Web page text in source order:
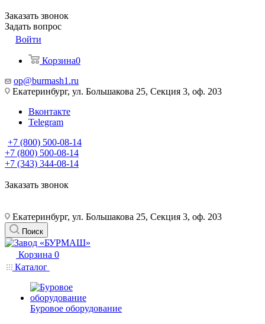
Заказать звонок
Задать вопрос
Войти
Корзина0
op@burmash1.ru
Екатеринбург, ул. Большакова 25, Секция 3, оф. 203
Вконтакте
Telegram
+7 (800) 500-08-14
+7 (800) 500-08-14
+7 (343) 344-08-14
Заказать звонок
Екатеринбург, ул. Большакова 25, Секция 3, оф. 203
Поиск
Корзина 0
Каталог
Буровое оборудование